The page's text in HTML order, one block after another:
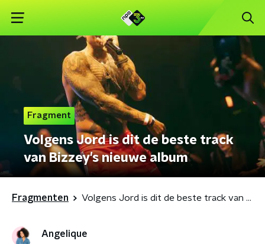
Fragment
Volgens Jord is dit de beste track
van Bizzey's nieuwe album
Fragmenten Volgens Jord is dit de beste track van Bizzey's nieuwe album
Angelique